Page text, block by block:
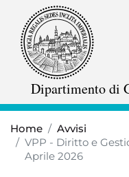
Dipartimento di
Home
Avvisi
VPP - Diritto e
Aprile 2026